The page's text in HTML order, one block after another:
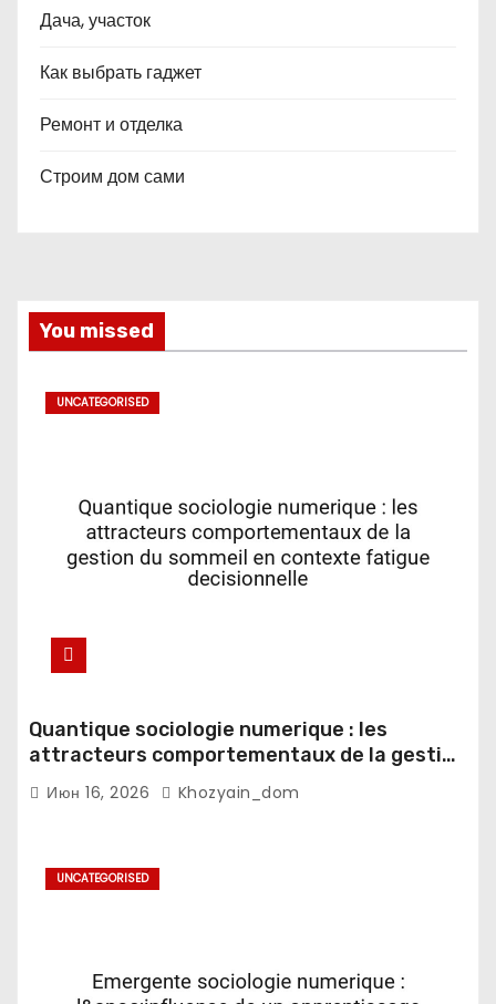
Дача, участок
Как выбрать гаджет
Ремонт и отделка
Строим дом сами
You missed
UNCATEGORISED
Quantique sociologie numerique : les
attracteurs comportementaux de la gestion
du sommeil en contexte fatigue
decisionnelle
Июн 16, 2026 Khozyain_dom
UNCATEGORISED